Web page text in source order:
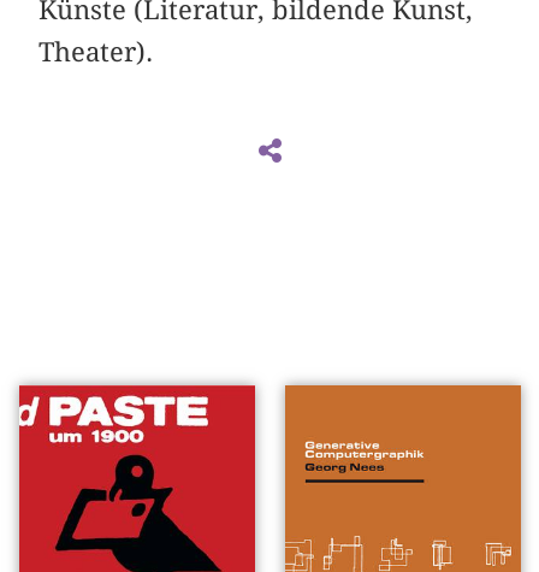
Künste (Literatur, bildende Kunst,
Theater).